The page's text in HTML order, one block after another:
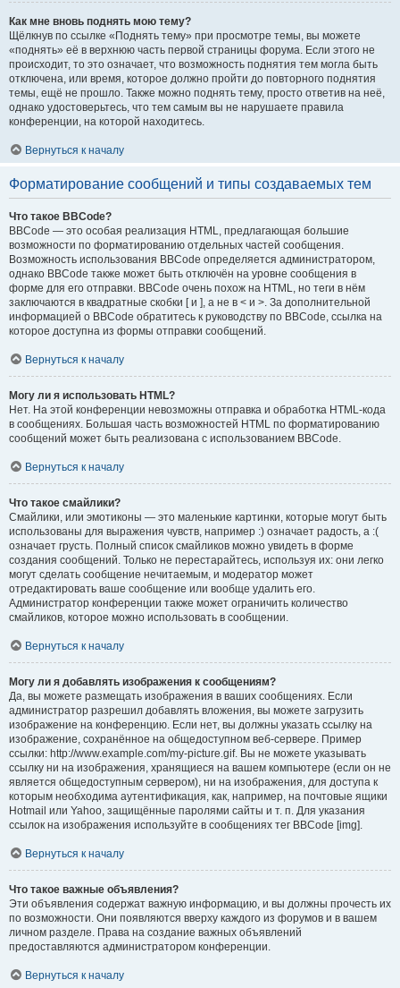
Как мне вновь поднять мою тему?
Щёлкнув по ссылке «Поднять тему» при просмотре темы, вы можете
«поднять» её в верхнюю часть первой страницы форума. Если этого не
происходит, то это означает, что возможность поднятия тем могла быть
отключена, или время, которое должно пройти до повторного поднятия
темы, ещё не прошло. Также можно поднять тему, просто ответив на неё,
однако удостоверьтесь, что тем самым вы не нарушаете правила
конференции, на которой находитесь.
Вернуться к началу
Форматирование сообщений и типы создаваемых тем
Что такое BBCode?
BBCode — это особая реализация HTML, предлагающая большие
возможности по форматированию отдельных частей сообщения.
Возможность использования BBCode определяется администратором,
однако BBCode также может быть отключён на уровне сообщения в
форме для его отправки. BBCode очень похож на HTML, но теги в нём
заключаются в квадратные скобки [ и ], а не в < и >. За дополнительной
информацией о BBCode обратитесь к руководству по BBCode, ссылка на
которое доступна из формы отправки сообщений.
Вернуться к началу
Могу ли я использовать HTML?
Нет. На этой конференции невозможны отправка и обработка HTML-кода
в сообщениях. Большая часть возможностей HTML по форматированию
сообщений может быть реализована с использованием BBCode.
Вернуться к началу
Что такое смайлики?
Смайлики, или эмотиконы — это маленькие картинки, которые могут быть
использованы для выражения чувств, например :) означает радость, а :(
означает грусть. Полный список смайликов можно увидеть в форме
создания сообщений. Только не перестарайтесь, используя их: они легко
могут сделать сообщение нечитаемым, и модератор может
отредактировать ваше сообщение или вообще удалить его.
Администратор конференции также может ограничить количество
смайликов, которое можно использовать в сообщении.
Вернуться к началу
Могу ли я добавлять изображения к сообщениям?
Да, вы можете размещать изображения в ваших сообщениях. Если
администратор разрешил добавлять вложения, вы можете загрузить
изображение на конференцию. Если нет, вы должны указать ссылку на
изображение, сохранённое на общедоступном веб-сервере. Пример
ссылки: http://www.example.com/my-picture.gif. Вы не можете указывать
ссылку ни на изображения, хранящиеся на вашем компьютере (если он не
является общедоступным сервером), ни на изображения, для доступа к
которым необходима аутентификация, как, например, на почтовые ящики
Hotmail или Yahoo, защищённые паролями сайты и т. п. Для указания
ссылок на изображения используйте в сообщениях тег BBCode [img].
Вернуться к началу
Что такое важные объявления?
Эти объявления содержат важную информацию, и вы должны прочесть их
по возможности. Они появляются вверху каждого из форумов и в вашем
личном разделе. Права на создание важных объявлений
предоставляются администратором конференции.
Вернуться к началу